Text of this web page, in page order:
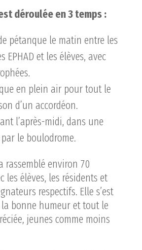
déroulée en 3 temps :
pétanque le matin entre les
EPHAD et les élèves, avec
en plein air pour tout le
d’un accordéon.
l’après-midi, dans une
le boulodrome.
rassemblé environ 70
les élèves, les résidents et
respectifs. Elle s’est
bonne humeur et tout le
jeunes comme moins